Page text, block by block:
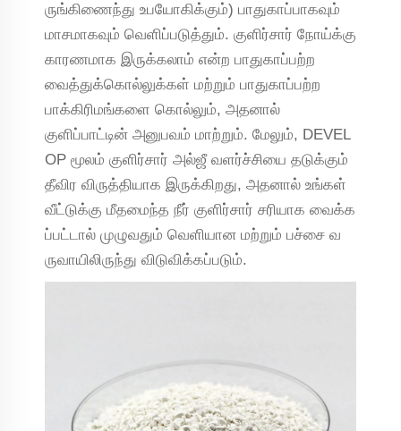
ருங்கிணைந்து உபயோகிக்கும்) பாதுகாப்பாகவும்
மாசமாகவும் வெளிப்படுத்தும். குளிர்சார் நோய்க்கு
காரணமாக இருக்கலாம் என்ற பாதுகாப்பற்ற
வைத்துக்கொல்லுக்கள் மற்றும் பாதுகாப்பற்ற
பாக்கிரிமங்களை கொல்லும், அதனால்
குளிப்பாட்டின் அனுபவம் மாற்றும். மேலும், DEVEL
OP மூலம் குளிர்சார் அல்ஜீ வளர்ச்சியை தடுக்கும்
தீவிர விருத்தியாக இருக்கிறது, அதனால் உங்கள்
வீட்டுக்கு மீதமைந்த நீர் குளிர்சார் சரியாக வைக்க
ப்பட்டால் முழுவதும் வெளியான மற்றும் பச்சை வ
ருவாயிலிருந்து விடுவிக்கப்படும்.